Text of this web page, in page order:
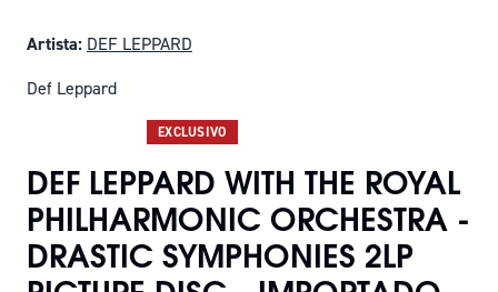
Artista: DEF LEPPARD
Def Leppard
EXCLUSIVO
DEF LEPPARD WITH THE ROYAL
PHILHARMONIC ORCHESTRA -
DRASTIC SYMPHONIES 2LP